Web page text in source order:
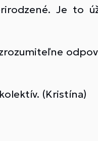
Je to
(Kristína)